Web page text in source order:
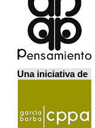
Una iniciativa de